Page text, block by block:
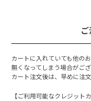
カートに入れていても他の
無くなってしまう場合がござ
カート注文後は、早めに注
【ご利用可能なクレジットカ